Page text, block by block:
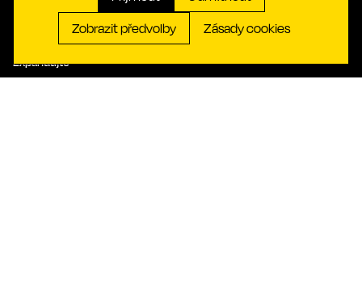
Expandujte
Zobrazit předvolby
Zásady cookies